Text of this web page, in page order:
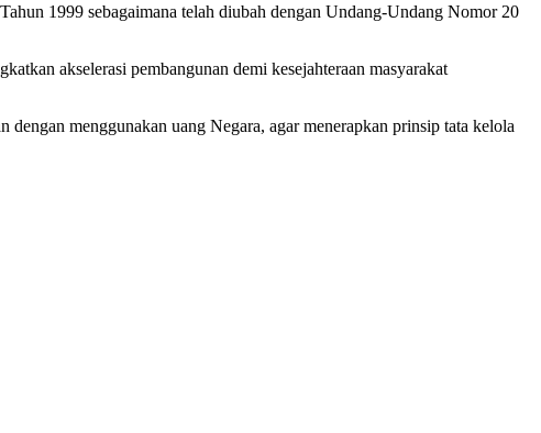
1999 sebagaimana telah diubah dengan Undang-Undang Nomor 20
akselerasi pembangunan demi kesejahteraan masyarakat
menggunakan uang Negara, agar menerapkan prinsip tata kelola